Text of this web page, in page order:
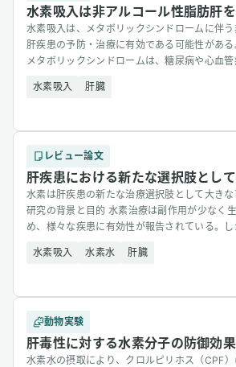
水素吸入は非アルコール性脂肪肝
水素吸入は、メタボリックシンドロームに伴
肝疾患の予防・治療に有効である可能性があ
メタボリックシンドロームは、糖尿病や心血
水素吸入
肝臓
レビュー論文
肝疾患における新たな選択肢とし
水素は肝疾患の新たな治療選択肢として大きな
研究の背景と目的 水素治療は副作用が少なく
め、様々な疾患に有効性が報告されている。
水素吸入
水素水 肝臓
動物実験
肝毒性に対する水素分子の防御効果
水素水の摂取により、クロルピリホス（CPF